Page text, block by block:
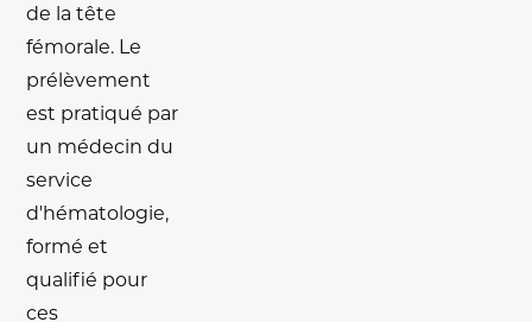
de la tête
fémorale. Le
prélèvement
est pratiqué par
un médecin du
service
d'hématologie,
formé et
qualifié pour
ces